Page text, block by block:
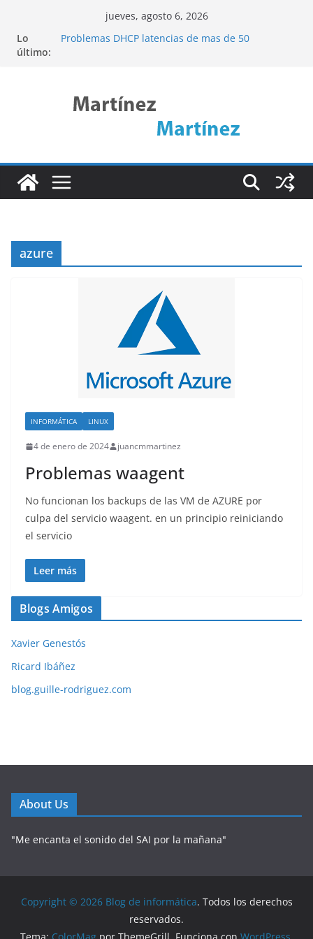
contenido
jueves, agosto 6, 2026
Lo
último:
Problemas DHCP latencias de mas de 50
Descubre ncdu: La Herramienta de Linux para
Analizar el Uso del Disco de Forma Eficiente
azure
INFORMÁTICA LINUX
4 de enero de 2024 juancmmartinez
Problemas waagent
No funcionan los backups de las VM de AZURE por
culpa del servicio waagent. en un principio reiniciando
el servicio
Leer más
Blogs Amigos
Xavier Genestós
Ricard Ibáñez
blog.guille-rodriguez.com
About Us
"Me encanta el sonido del SAI por la mañana"
Copyright © 2026 Blog de informática. Todos los derechos
reservados.